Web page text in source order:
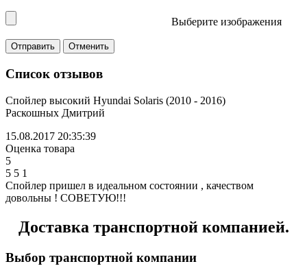
Выберите изображения
Список отзывов
Спойлер высокий Hyundai Solaris (2010 - 2016)
Раскошных Дмитрий
15.08.2017 20:35:39
Оценка товара
5
5 5 1
Спойлер пришел в идеальном состоянии , качеством
довольны ! СОВЕТУЮ!!!
Доставка транспортной компанией.
Выбор транспортной компании